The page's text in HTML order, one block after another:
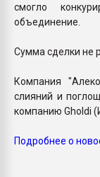
смогло
объединение.
Сумма сделки не
Компания
слияний и
компанию Gholdi
Подробнее о